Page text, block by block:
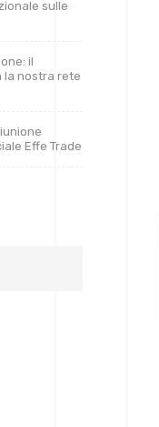
sulle
il
la nostra rete
Effe Trade